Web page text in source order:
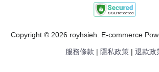
Copyright © 2026 royhsieh. E-commerce
服務條款 隱私政策 退款政